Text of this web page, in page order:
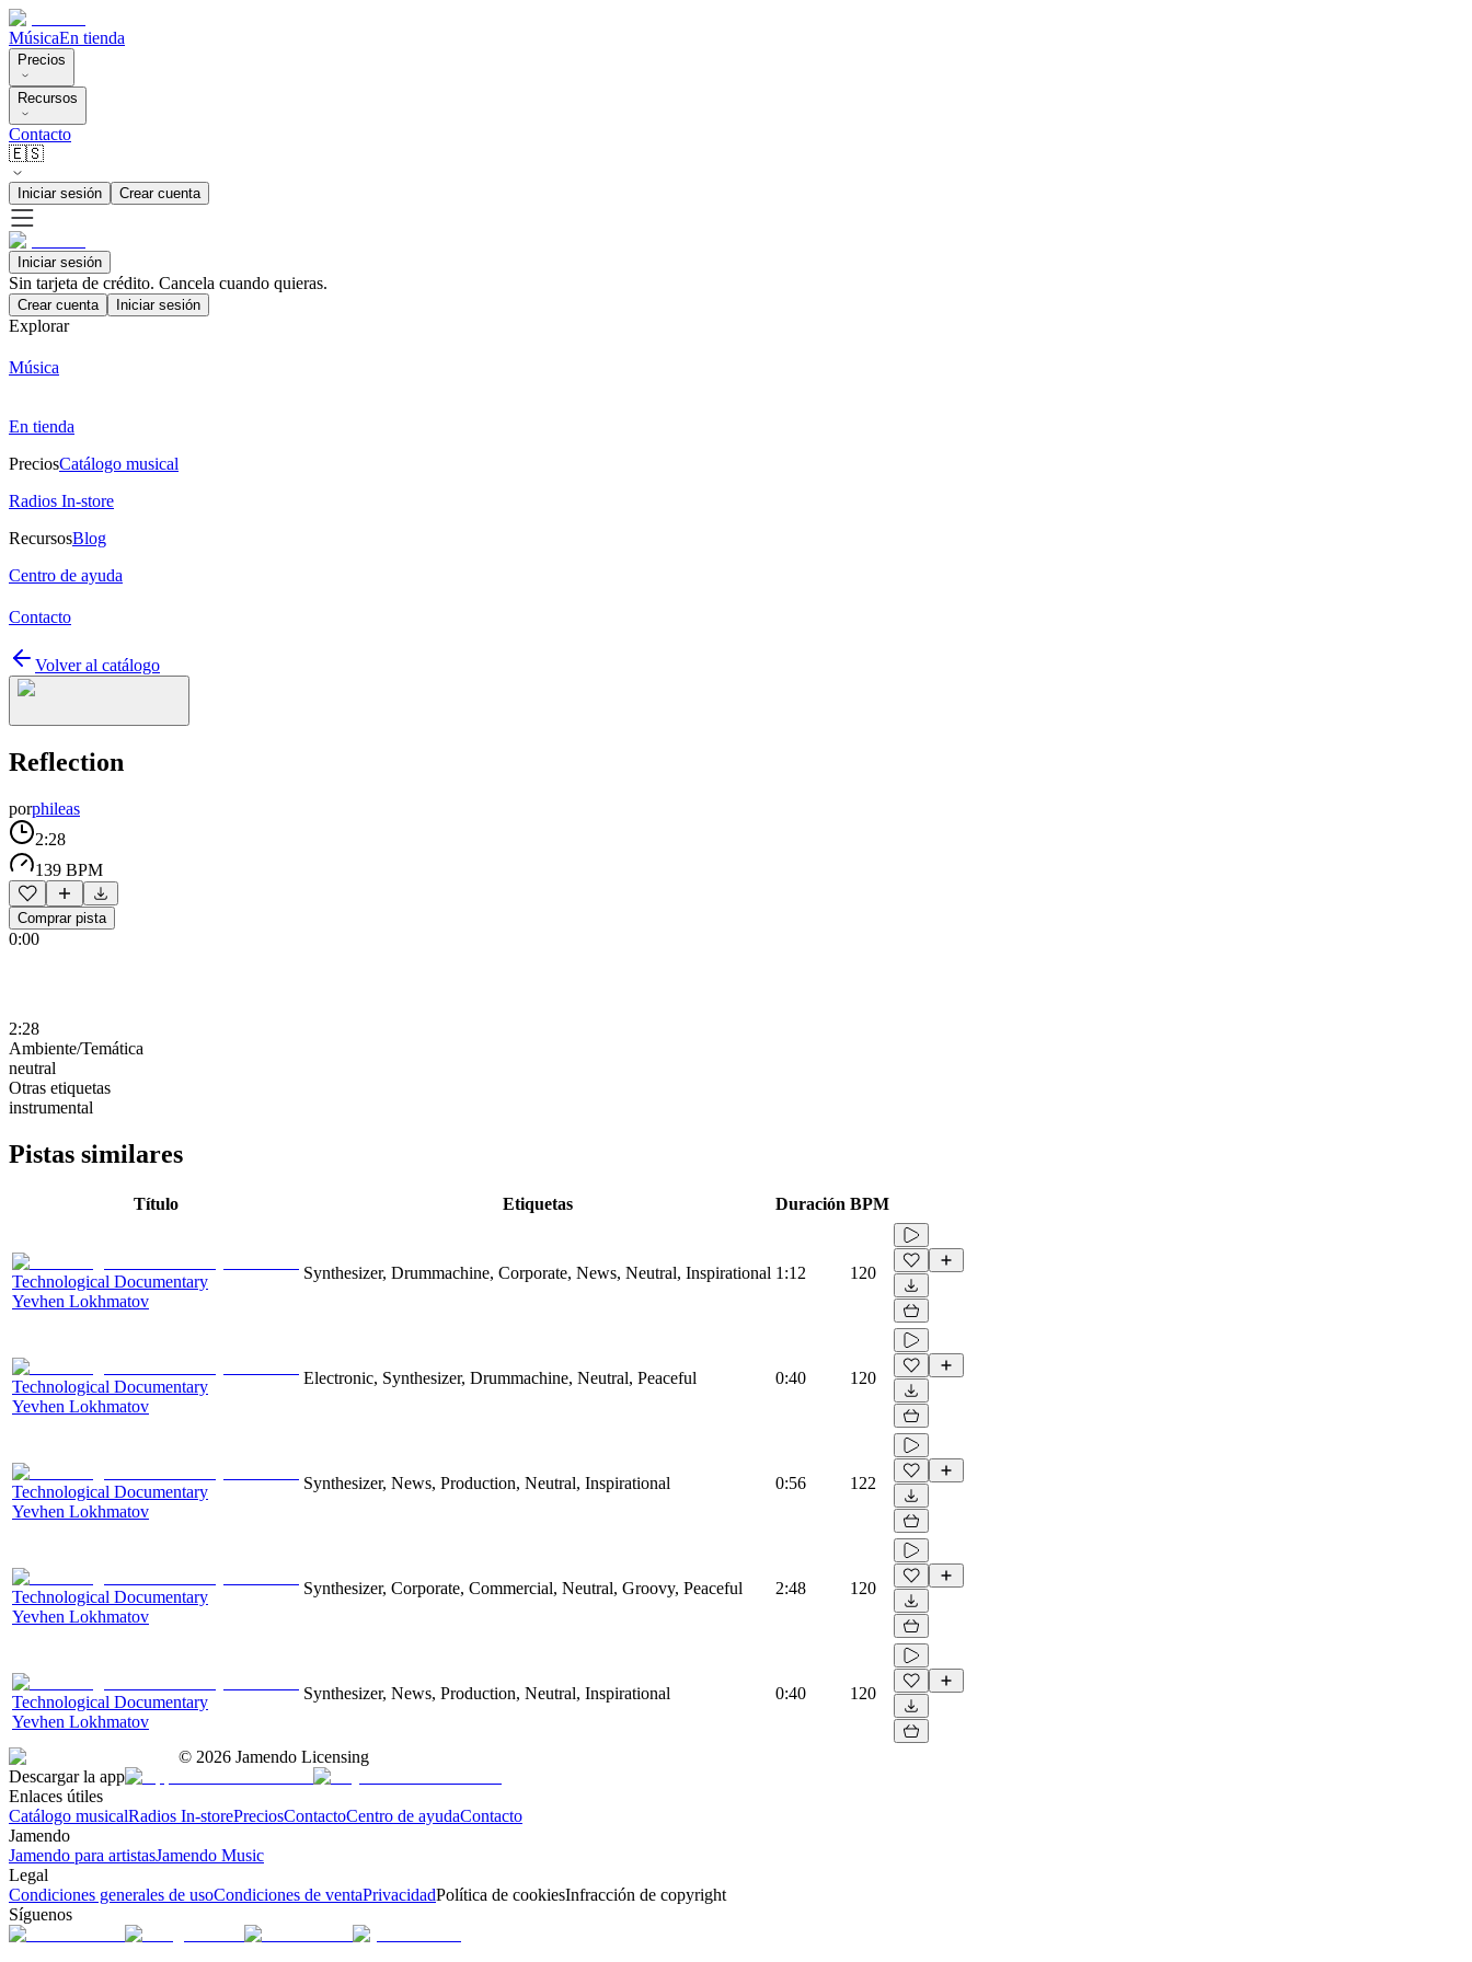
MúsicaEn tienda
Precios
Recursos
Contacto
🇪🇸
Iniciar sesión Crear cuenta
Iniciar sesión
Sin tarjeta de crédito. Cancela cuando quieras.
Crear cuenta Iniciar sesión
Explorar
Música
En tienda
PreciosCatálogo musical
Radios In-store
RecursosBlog
Centro de ayuda
Contacto
Volver al catálogo
Reflection
porphileas
2:28
139 BPM
Comprar pista
0:00
2:28
Ambiente/Temática
neutral
Otras etiquetas
instrumental
Pistas similares
Título Etiquetas Duración BPM
Technological Documentary
Yevhen Lokhmatov
Synthesizer, Drummachine, Corporate, News, Neutral, Inspirational 1:12 120
Technological Documentary
Yevhen Lokhmatov
Electronic, Synthesizer, Drummachine, Neutral, Peaceful 0:40 120
Technological Documentary
Yevhen Lokhmatov
Synthesizer, News, Production, Neutral, Inspirational 0:56 122
Technological Documentary
Yevhen Lokhmatov
Synthesizer, Corporate, Commercial, Neutral, Groovy, Peaceful 2:48 120
Technological Documentary
Yevhen Lokhmatov
Synthesizer, News, Production, Neutral, Inspirational 0:40 120
© 2026 Jamendo Licensing
Descargar la app
Enlaces útiles
Catálogo musicalRadios In-storePreciosContactoCentro de ayudaContacto
Jamendo
Jamendo para artistasJamendo Music
Legal
Condiciones generales de usoCondiciones de ventaPrivacidadPolítica de cookiesInfracción de copyright
Síguenos